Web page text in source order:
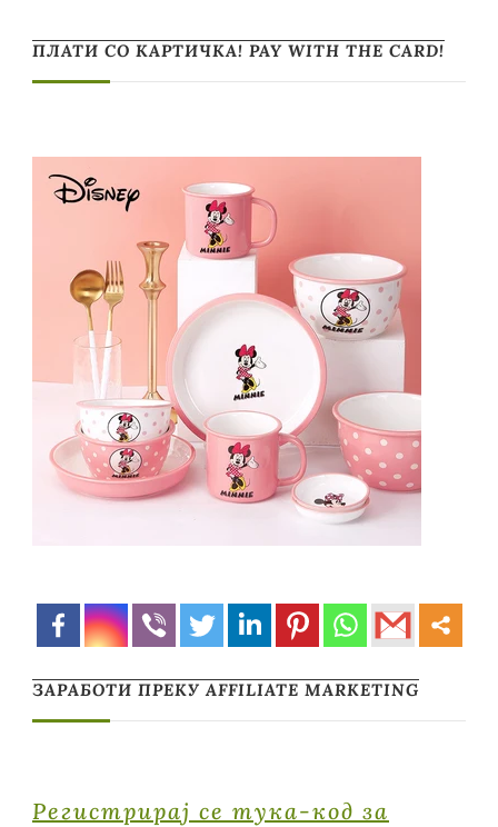
ПЛАТИ СО КАРТИЧКА! PAY WITH THE CARD!
ЗАРАБОТИ ПРЕКУ AFFILIATE MARKETING
Регистрирај се тука-код за